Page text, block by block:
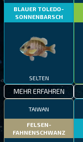
BLAUER TOLEDO-
SONNENBARSCH
SELTEN
MEHR ERFAHREN
TAIWAN
FELSEN-
FAHNENSCHWANZ